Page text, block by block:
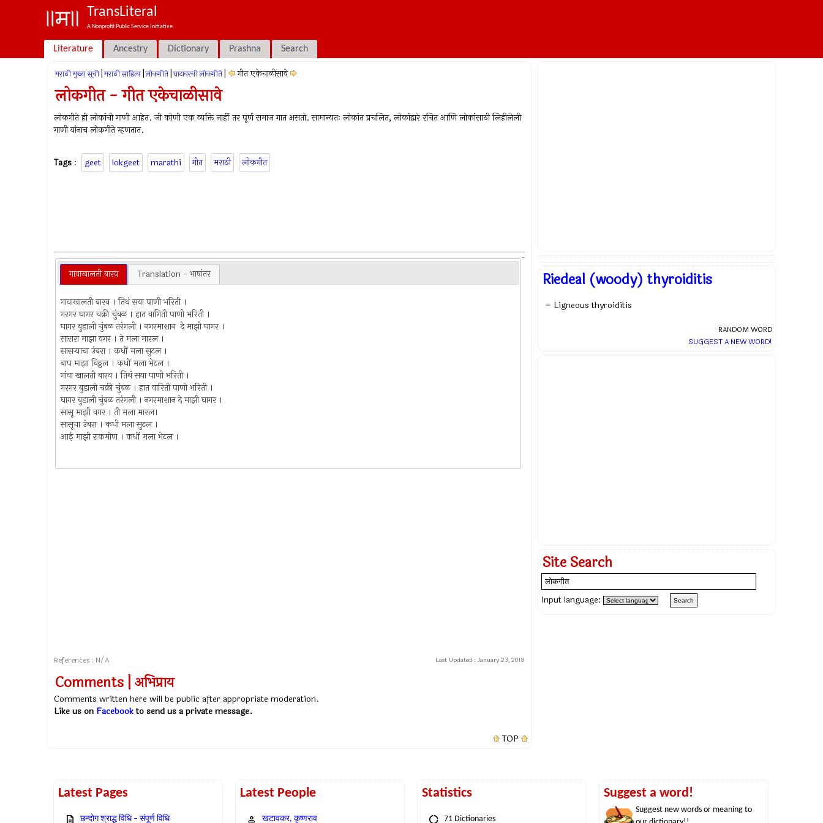
TransLiteral
A Nonprofit Public Service Initiative.
Literature Ancestry Dictionary Prashna Search
मराठी मुख्य सूची मराठी साहित्य लोकगीते घाटावरची लोकगीते गीत एकेचाळीसावे
लोकगीत - गीत एकेचाळीसावे
लोकगीते ही लोकांची गाणी आहेत. जी कोणी एक व्यक्ति नाहीं तर पूर्ण समाज गात असतो. सामान्यतः लोकांत प्रचलित, लोकांद्वारे रचित आणि लोकांसाठी लिहीलेली
गाणी यांनाच लोकगीते म्हणतात.
Tags : geet lokgeet marathi गीत मराठी लोकगीत
गावाखालती बारव Translation - भाषांतर
गावाखालती बारव । तिथं सया पाणी भरिती ।
गरगर घागर चक्री चुंबळ । हात वागिती पाणी भरिती ।
घागर बुडाली चुंबळ तरंगली । नगरमाशान दे माझी घागर ।
सासरा माझा वगर । ते मला मारल ।
सासर्‍याचा उंबरा । कधीं मला सुटल ।
बाप माझा विठ्ठल । कधीं मला भेटल ।
गांवा खालती बारव । तिथं सया पाणी भरिती ।
गरगर बुडाली चक्री चुंबळ । हात वारिती पाणी भरिती ।
घागर बुडाली चुंबळ तरंगली । नगरमाशान दे माझी घागर ।
सासू माझी वगर । ती मला मारल।
सासूचा उंबरा । कधी मला सुटल ।
आई माझी रुकमीण । कधीं मला भेटल ।
References : N/A Last Updated : January 23, 2018
Comments | अभिप्राय
Comments written here will be public after appropriate moderation.
Like us on Facebookto send us a private message.
TOP
Riedeal (woody) thyroiditis
= Ligneous thyroiditis
RANDOM WORD
SUGGEST A NEW WORD!
Site Search
Input language:
Latest Pages
छन्दोग श्राद्ध विधि – संपूर्ण विधि
Latest People
खटावकर, कृष्णराव
Statistics
71 Dictionaries
Suggest a word!
Suggest new words or meaning to